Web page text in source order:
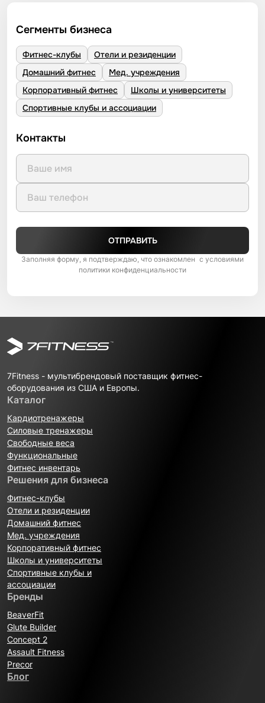
Сегменты бизнеса
Фитнес-клубы
Отели и резиденции
Домашний фитнес
Мед. учреждения
Корпоративный фитнес
Школы и университеты
Спортивные клубы и ассоциации
Контакты
ОТПРАВИТЬ
Заполняя форму, я подтверждаю, что ознакомлен с условиями
политики конфиденциальности
7Fitness - мультибрендовый поставщик фитнес-
оборудования из США и Европы.
Каталог
Кардиотренажеры
Силовые тренажеры
Свободные веса
Функциональные
Фитнес инвентарь
Решения для бизнеса
Фитнес-клубы
Отели и резиденции
Домашний фитнес
Мед. учреждения
Корпоративный фитнес
Школы и университеты
Спортивные клубы и
ассоциации
Бренды
BeaverFit
Glute Builder
Concept 2
Assault Fitness
Precor
Блог